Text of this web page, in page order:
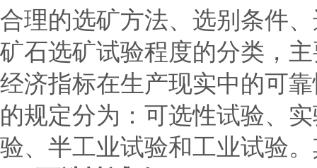
合理的选矿方法、选别条件
矿石选矿试验程度的分类，
经济指标在生产现实中的可
的规定分为：可选性试验、
验、半工业试验和工业试验